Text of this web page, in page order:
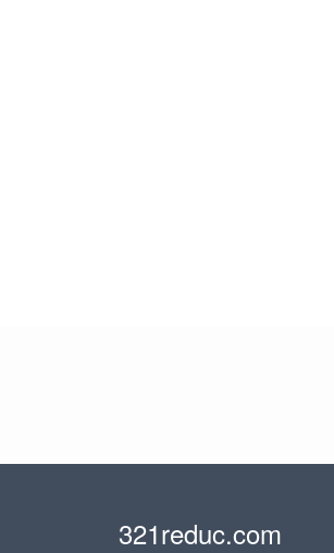
321reduc.com